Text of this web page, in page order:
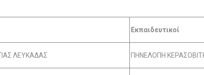
Εκπαιδευτικοί
ΛΕΥΚΑΔΑΣ ΠΗΝΕΛΟΠΗ